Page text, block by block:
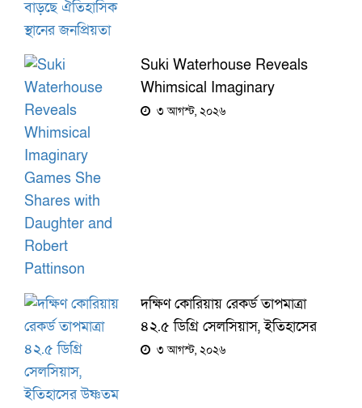
Suki Waterhouse Reveals
Whimsical Imaginary
Games She Shares with
৩ আগস্ট, ২০২৬
দক্ষিণ কোরিয়ায় রেকর্ড তাপমাত্রা
৪২.৫ ডিগ্রি সেলসিয়াস, ইতিহাসের
উষ্ণতম দিন
৩ আগস্ট, ২০২৬